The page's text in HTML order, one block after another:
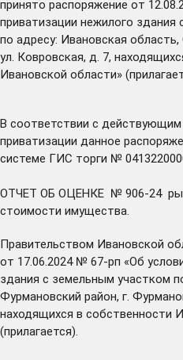
принято распоряжение от
приватизации нежилого здания
по адресу: Ивановская
ул. Ковровская, д. 7,
Ивановской области»
В соответствии с
приватизации данное
системе ГИС торги №
ОТЧЕТ ОБ ОЦЕНКЕ № 906-24
стоимости имущества.
Правительством Ивановской
от 17.06.2024 № 67-рп «Об
здания с земельным участком
Фурмановский район, г.
находящихся в собственности
(прилагается).